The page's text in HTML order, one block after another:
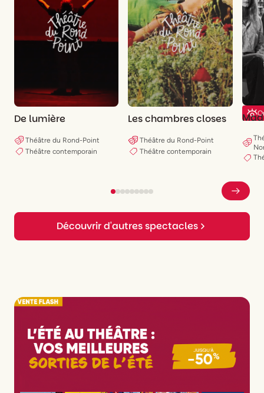
De lumière
Théâtre du Rond-Point
Théâtre contemporain
Les chambres closes
Théâtre du Rond-Point
Théâtre contemporain
Découvrir d'autres spectacles